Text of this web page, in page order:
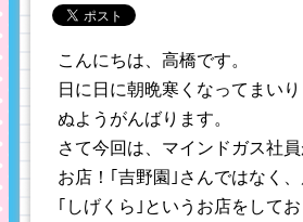
こんにちは、高橋です。
日に日に朝晩寒くなってまい
ぬようがんばります。
さて今回は、マインドガス社
お店！｢吉野園｣さんではなく
｢しげくら｣というお店をして